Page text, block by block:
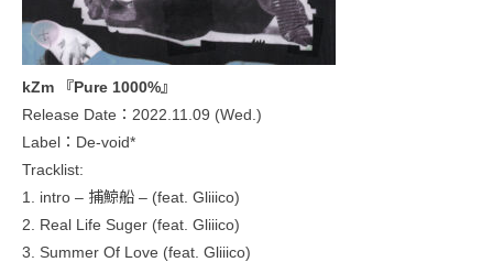
kZm 『Pure 1000%』
Release Date：2022.11.09 (Wed.)
Label：De-void*
Tracklist:
1. intro – 捕鯨船 – (feat. Gliiico)
2. Real Life Suger (feat. Gliiico)
3. Summer Of Love (feat. Gliiico)